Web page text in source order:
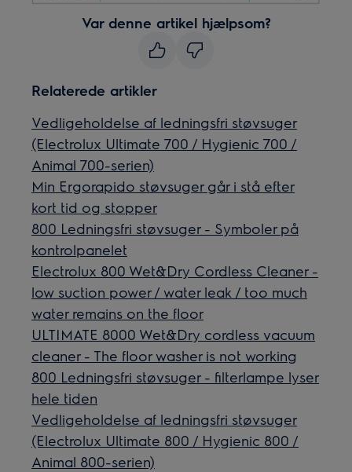
Var denne artikel hjælpsom?
Relaterede artikler
Vedligeholdelse af ledningsfri støvsuger
(Electrolux Ultimate 700 / Hygienic 700 /
Animal 700-serien)
Min Ergorapido støvsuger går i stå efter
kort tid og stopper
800 Ledningsfri støvsuger - Symboler på
kontrolpanelet
Electrolux 800 Wet&Dry Cordless Cleaner -
low suction power / water leak / too much
water remains on the floor
ULTIMATE 8000 Wet&Dry cordless vacuum
cleaner - The floor washer is not working
800 Ledningsfri støvsuger - filterlampe lyser
hele tiden
Vedligeholdelse af ledningsfri støvsuger
(Electrolux Ultimate 800 / Hygienic 800 /
Animal 800-serien)